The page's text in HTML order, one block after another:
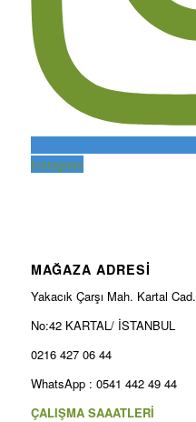
Instagram
MAĞAZA ADRESİ
Yakacık Çarşı Mah. Kartal Cad.
No:42 KARTAL/ İSTANBUL
0216 427 06 44
WhatsApp : 0541 442 49 44
ÇALIŞMA SAAATLERİ